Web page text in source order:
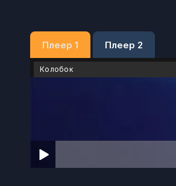
Плеер 1 Плеер 2
Колобок